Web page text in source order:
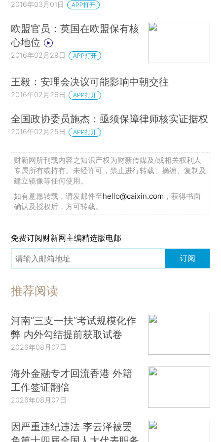
2016年03月01日 APP打开
欧盟官员：英国在欧盟保有核
心地位
2016年02月29日 APP打开
王毅：安理会决议可能影响中朝交往
2016年02月26日 APP打开
全国政协委员施杰：亟须保障律师核实证据权
2016年02月25日 APP打开
财新网所刊载内容之知识产权为财新传媒及/或相关权利人
专属所有或持有。未经许可，禁止进行转载、摘编、复制及
建立镜像等任何使用。
如有意愿转载，请发邮件至hello@caixin.com ，获得书面
确认及授权后，方可转载。
免费订阅财新网主编精选版电邮
订阅
推荐阅读
河南“三支一扶”考试规模化作
弊 内外勾结提前获取试卷
2026年08月07日
海外金融专才回流香港 外籍
工作签证翻倍
2026年08月07日
因严重违纪违法 李云泽被罢